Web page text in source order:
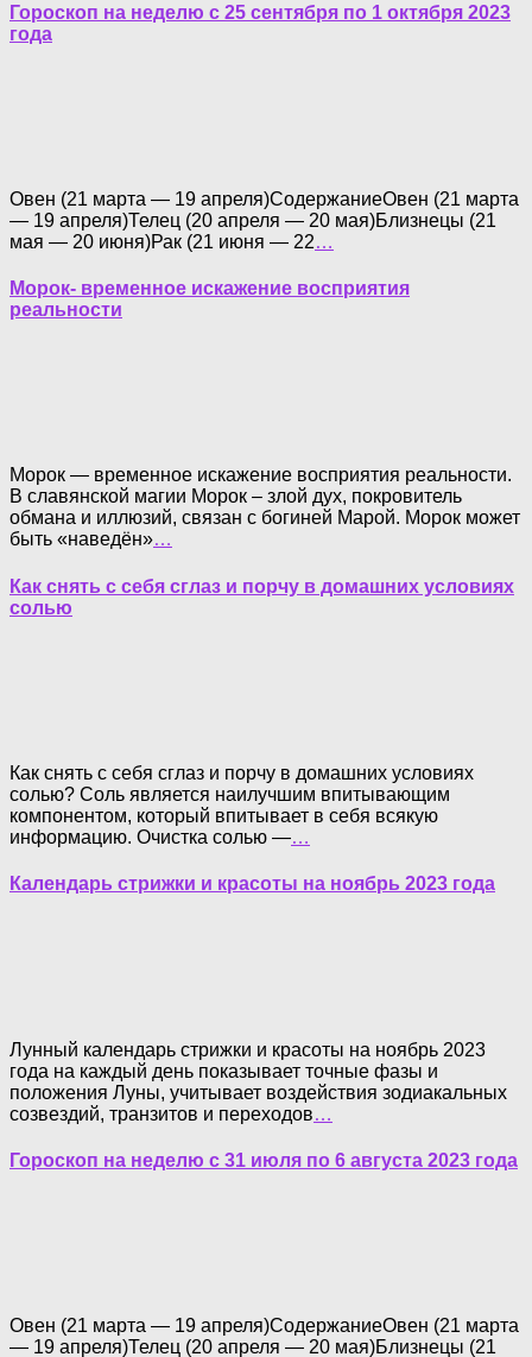
Гороскоп на неделю с 25 сентября по 1 октября 2023
года
Овен (21 марта — 19 апреля)СодержаниеОвен (21 марта
— 19 апреля)Телец (20 апреля — 20 мая)Близнецы (21
мая — 20 июня)Рак (21 июня — 22…
Морок- временное искажение восприятия
реальности
Морок — временное искажение восприятия реальности.
В славянской магии Морок – злой дух, покровитель
обмана и иллюзий, связан с богиней Марой. Морок может
быть «наведён»…
Как снять с себя сглаз и порчу в домашних условиях
солью
Как снять с себя сглаз и порчу в домашних условиях
солью? Соль является наилучшим впитывающим
компонентом, который впитывает в себя всякую
информацию. Очистка солью —…
Календарь стрижки и красоты на ноябрь 2023 года
Лунный календарь стрижки и красоты на ноябрь 2023
года на каждый день показывает точные фазы и
положения Луны, учитывает воздействия зодиакальных
созвездий, транзитов и переходов…
Гороскоп на неделю с 31 июля по 6 августа 2023 года
Овен (21 марта — 19 апреля)СодержаниеОвен (21 марта
— 19 апреля)Телец (20 апреля — 20 мая)Близнецы (21